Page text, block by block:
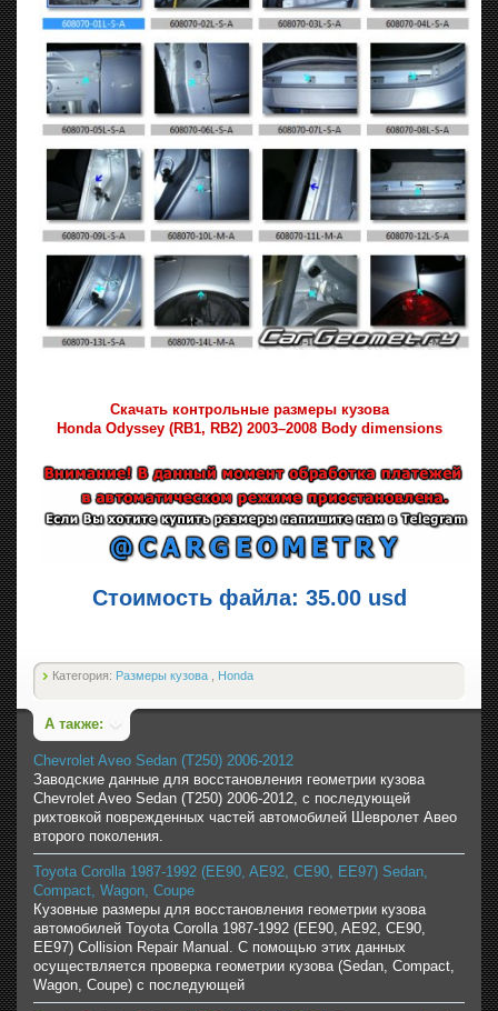
Скачать контрольные размеры кузова
Honda Odyssey (RB1, RB2) 2003–2008 Body dimensions
Стоимость файла: 35.00 usd
Категория: Размеры кузова Honda
А также:
Chevrolet Aveo Sedan (T250) 2006-2012
Заводские данные для восстановления геометрии кузова
Chevrolet Aveo Sedan (T250) 2006-2012, с последующей
рихтовкой поврежденных частей автомобилей Шевролет Авео
второго поколения.
Toyota Corolla 1987-1992 (EE90, AE92, CE90, EE97) Sedan,
Compact, Wagon, Coupe
Кузовные размеры для восстановления геометрии кузова
автомобилей Toyota Corolla 1987-1992 (EE90, AE92, CE90,
EE97) Collision Repair Manual. С помощью этих данных
осуществляется проверка геометрии кузова (Sedan, Compact,
Wagon, Coupe) с последующей